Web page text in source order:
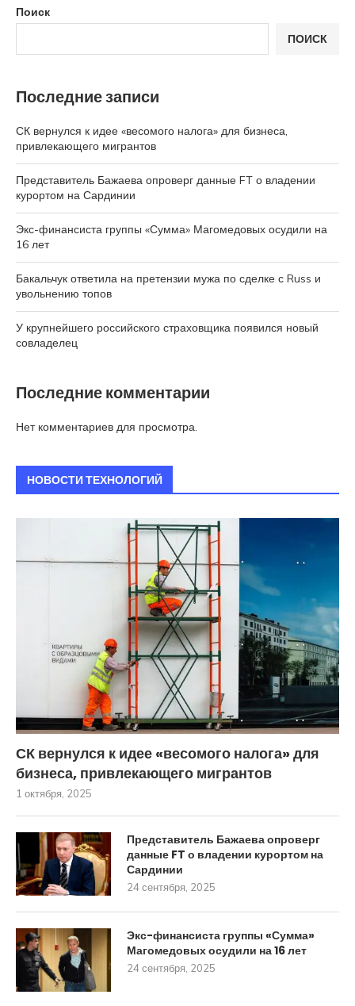
Поиск
ПОИСК
Последние записи
СК вернулся к идее «весомого налога» для бизнеса,
привлекающего мигрантов
Представитель Бажаева опроверг данные FT о владении
курортом на Сардинии
Экс-финансиста группы «Сумма» Магомедовых осудили на
16 лет
Бакальчук ответила на претензии мужа по сделке с Russ и
увольнению топов
У крупнейшего российского страховщика появился новый
совладелец
Последние комментарии
Нет комментариев для просмотра.
НОВОСТИ ТЕХНОЛОГИЙ
СК вернулся к идее «весомого налога» для
бизнеса, привлекающего мигрантов
1 октября, 2025
Представитель Бажаева опроверг
данные FT о владении курортом на
Сардинии
24 сентября, 2025
Экс-финансиста группы «Сумма»
Магомедовых осудили на 16 лет
24 сентября, 2025